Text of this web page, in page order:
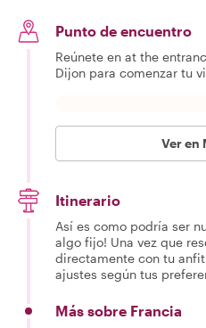
Punto de encuentro
Reúnete en at the
Dijon para comenzar tu
Ver en
Itinerario
Así es como podría ser
algo fijo! Una vez que
directamente con tu
ajustes según tus
Más sobre Francia